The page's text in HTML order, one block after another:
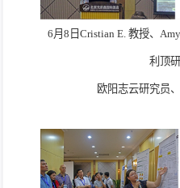
6月 8 日 Cristian E. 教授、
利顶
欧阳志云研究员